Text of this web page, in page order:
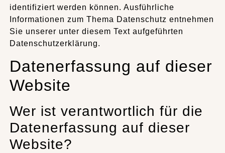
identifiziert werden können. Ausführliche
Informationen zum Thema Datenschutz entnehmen
Sie unserer unter diesem Text aufgeführten
Datenschutzerklärung.
Datenerfassung auf dieser
Website
Wer ist verantwortlich für die
Datenerfassung auf dieser
Website?